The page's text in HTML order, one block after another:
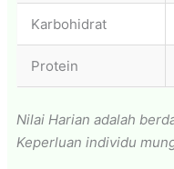
Karbohidrat
Protein
Nilai Harian adalah
Keperluan individu